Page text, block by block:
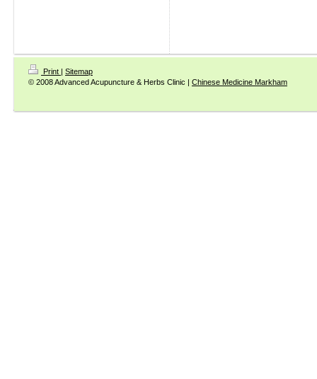
Print | Sitemap
© 2008 Advanced Acupuncture & Herbs Clinic | Chinese Medicine Markham